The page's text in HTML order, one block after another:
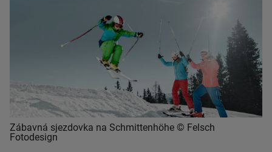
Zábavná sjezdovka na Schmittenhöhe © Felsch
Fotodesign